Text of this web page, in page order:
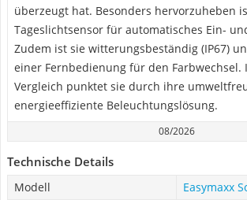
überzeugt hat. Besonders hervorzuheben
Tageslichtsensor für automatisches Ein-
Zudem ist sie witterungsbeständig (IP67)
einer Fernbedienung für den Farbwechsel.
Vergleich punktet sie durch ihre
energieeffiziente Beleuchtungslösung.
08/2026
Technische Details
Modell
Easymaxx